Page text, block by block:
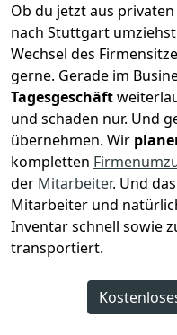
Ob du jetzt aus
nach Stuttgart
Wechsel des
gerne. Gerade im
Tagesgeschäft
und schaden nur. Und
übernehmen. Wir
kompletten
der Mitarbeiter. Und
Mitarbeiter und
Inventar schnell sowie
transportiert.